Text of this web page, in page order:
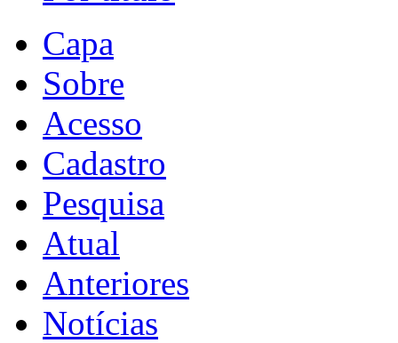
Capa
Sobre
Acesso
Cadastro
Pesquisa
Atual
Anteriores
Notícias